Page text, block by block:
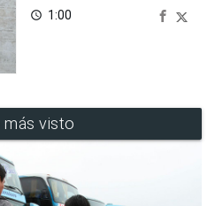
access_time 1:00
más visto